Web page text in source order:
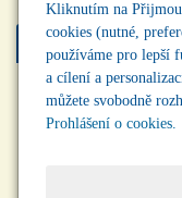
Najdete nás
Kliknutím na
cookies (nutné,
používáme pro lepší
a cílení a
můžete svobodně
Prohlášení o cookies.